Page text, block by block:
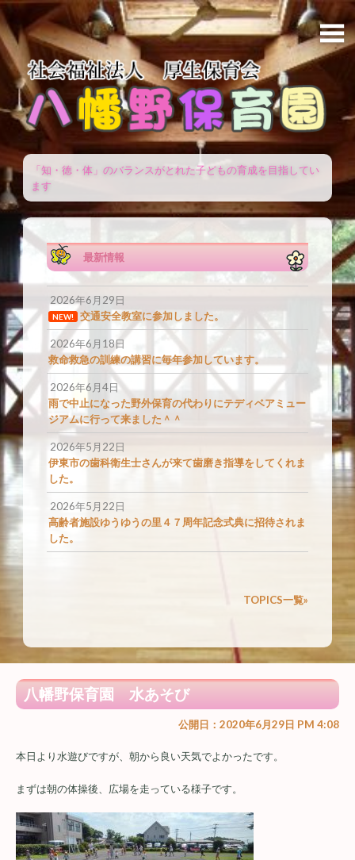
「知・徳・体」のバランスがとれた子どもの育成を目指してい
ます
最新情報
2026年6月29日
NEW! 交通安全教室に参加しました。
2026年6月18日
救命救急の訓練の講習に毎年参加しています。
2026年6月4日
雨で中止になった野外保育の代わりにテディベアミュー
ジアムに行って来ました＾＾
2026年5月22日
伊東市の歯科衛生士さんが来て歯磨き指導をしてくれま
した。
2026年5月22日
高齢者施設ゆうゆうの里４７周年記念式典に招待されま
した。
TOPICS一覧»
八幡野保育園 水あそび
公開日：2020年6月29日 PM 4:08
本日より水遊びですが、朝から良い天気でよかったです。
まずは朝の体操後、広場を走っている様子です。